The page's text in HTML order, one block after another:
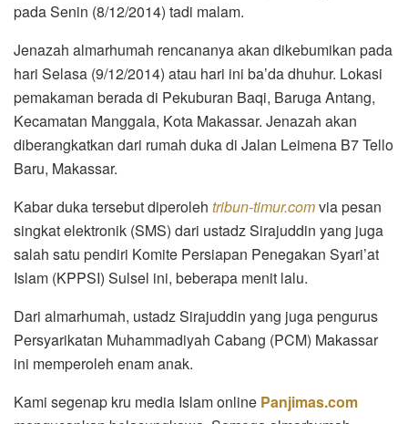
pada Senin (8/12/2014) tadi malam.
Jenazah almarhumah rencananya akan dikebumikan pada
hari Selasa (9/12/2014) atau hari ini ba’da dhuhur. Lokasi
pemakaman berada di Pekuburan Baqi, Baruga Antang,
Kecamatan Manggala, Kota Makassar. Jenazah akan
diberangkatkan dari rumah duka di Jalan Leimena B7 Tello
Baru, Makassar.
Kabar duka tersebut diperoleh tribun-timur.comvia pesan
singkat elektronik (SMS) dari ustadz Sirajuddin yang juga
salah satu pendiri Komite Persiapan Penegakan Syari’at
Islam (KPPSI) Sulsel ini, beberapa menit lalu.
Dari almarhumah, ustadz Sirajuddin yang juga pengurus
Persyarikatan Muhammadiyah Cabang (PCM) Makassar
ini memperoleh enam anak.
Kami segenap kru media Islam online Panjimas.com